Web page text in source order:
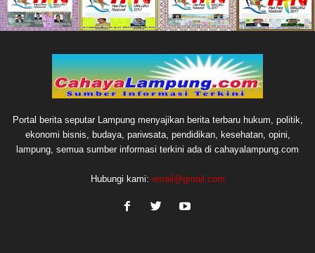
Portal berita seputar Lampung menyajikan berita terbaru hukum, politik,
ekonomi bisnis, budaya, pariwsata, pendidikan, kesehatan, opini,
lampung, semua sumber informasi terkini ada di cahayalampung.com
Hubungi kami: email@gmail.com